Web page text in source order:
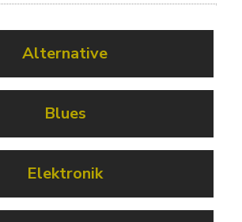
Alternative
Blues
Elektronik